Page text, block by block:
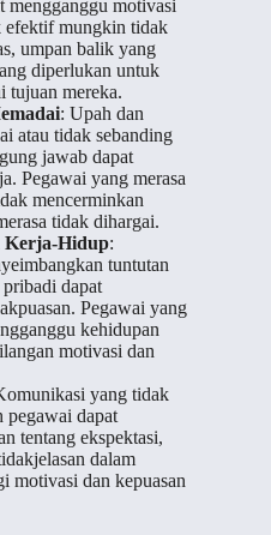
mengganggu motivasi
efektif mungkin tidak
umpan balik yang
diperlukan untuk
tujuan mereka.
: Upah dan
atau tidak sebanding
jawab dapat
Pegawai yang merasa
mencerminkan
tidak dihargai.
Kerja-Hidup:
tuntutan
dapat
Pegawai yang
kehidupan
motivasi dan
yang tidak
pegawai dapat
tentang ekspektasi,
dalam
motivasi dan kepuasan